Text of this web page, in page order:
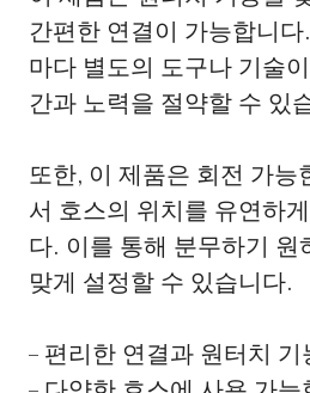
간편한 연결이 가능합니
마다 별도의 도구나 기술
간과 노력을 절약할 수 있
또한, 이 제품은 회전 가능
서 호스의 위치를 유연하
다. 이를 통해 분무하기 원
맞게 설정할 수 있습니다.
– 편리한 연결과 원터치 기